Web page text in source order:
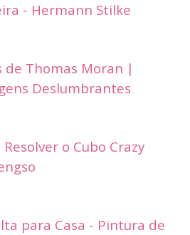
- Hermann Stilke
de Thomas Moran |
Deslumbrantes
Resolver o Cubo Crazy
para Casa - Pintura de